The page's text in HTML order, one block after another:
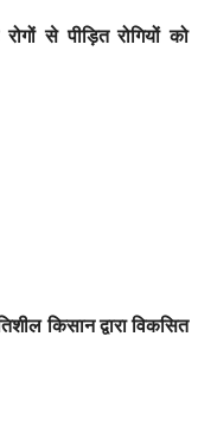
से पीड़ित रोगियों को
किसान द्वारा विकसित